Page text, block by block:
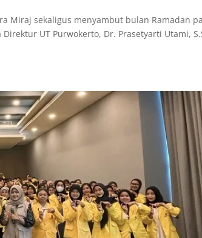
Miraj sekaligus menyambut bulan Ramadan
UT Purwokerto, Dr. Prasetyarti Utami,